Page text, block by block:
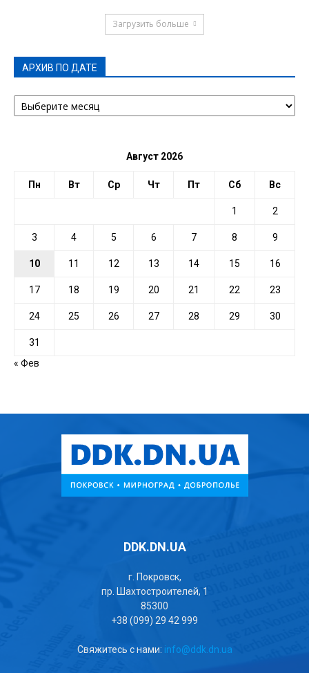
Загрузить больше
АРХИВ ПО ДАТЕ
АРХИВ
ПО
Август 2026
Пн Вт Ср Чт Пт Сб Вс
1 2
3 4 5 6 7 8 9
10 11 12 13 14 15 16
17 18 19 20 21 22 23
24 25 26 27 28 29 30
31
« Фев
DDK.DN.UA
г. Покровск,
пр. Шахтостроителей, 1
85300
+38 (099) 29 42 999
Свяжитесь с нами: info@ddk.dn.ua